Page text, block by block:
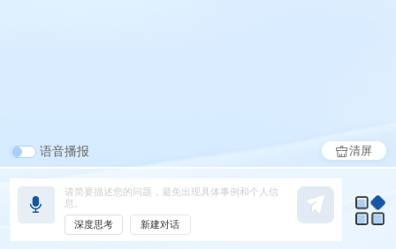
深度思考 新建对话
清屏
语音播报